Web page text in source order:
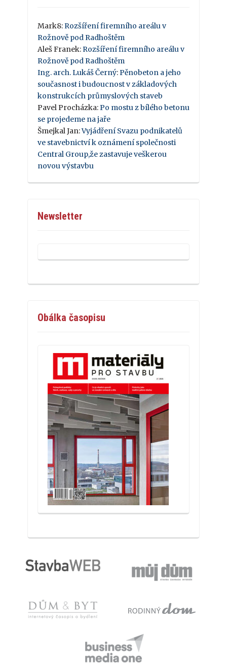
Mark8:Rozšíření firemního areálu v
Rožnově pod Radhoštěm
Aleš Franek:Rozšíření firemního areálu v
Rožnově pod Radhoštěm
Ing. arch. Lukáš Černý:Pěnobeton a jeho
současnost i budoucnost v základových
konstrukcích průmyslových staveb
Pavel Procházka:Po mostu z bílého betonu
se projedeme na jaře
Šmejkal Jan:Vyjádření Svazu podnikatelů
ve stavebnictví k oznámení společnosti
Central Group,že zastavuje veškerou
novou výstavbu
Newsletter
Obálka časopisu